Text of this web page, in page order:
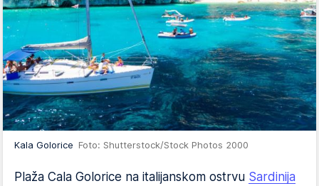
Kala Golorice Foto: Shutterstock/Stock Photos 2000
Plaža Cala Golorice na italijanskom ostrvu Sardinija